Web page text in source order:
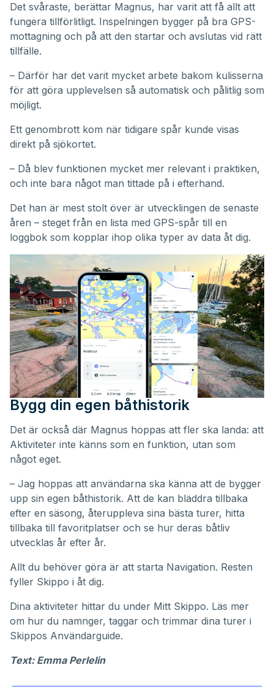
Det svåraste, berättar Magnus, har varit att få allt att
fungera tillförlitligt. Inspelningen bygger på bra GPS-
mottagning och på att den startar och avslutas vid rätt
tillfälle.
– Därför har det varit mycket arbete bakom kulisserna
för att göra upplevelsen så automatisk och pålitlig som
möjligt.
Ett genombrott kom när tidigare spår kunde visas
direkt på sjökortet.
– Då blev funktionen mycket mer relevant i praktiken,
och inte bara något man tittade på i efterhand.
Det han är mest stolt över är utvecklingen de senaste
åren – steget från en lista med GPS-spår till en
loggbok som kopplar ihop olika typer av data åt dig.
Bygg din egen båthistorik
Det är också där Magnus hoppas att fler ska landa: att
Aktiviteter inte känns som en funktion, utan som
något eget.
– Jag hoppas att användarna ska känna att de bygger
upp sin egen båthistorik. Att de kan bläddra tillbaka
efter en säsong, återuppleva sina bästa turer, hitta
tillbaka till favoritplatser och se hur deras båtliv
utvecklas år efter år.
Allt du behöver göra är att starta Navigation. Resten
fyller Skippo i åt dig.
Dina aktiviteter hittar du under Mitt Skippo. Läs mer
om hur du namnger, taggar och trimmar dina turer i
Skippos Användarguide.
Text: Emma Perlelin